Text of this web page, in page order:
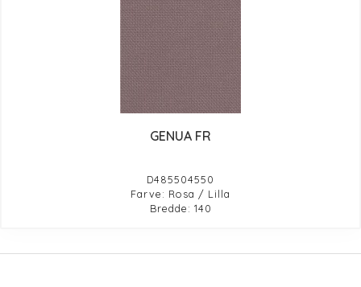
GENUA FR
D485504550
Farve: Rosa / Lilla
Bredde: 140